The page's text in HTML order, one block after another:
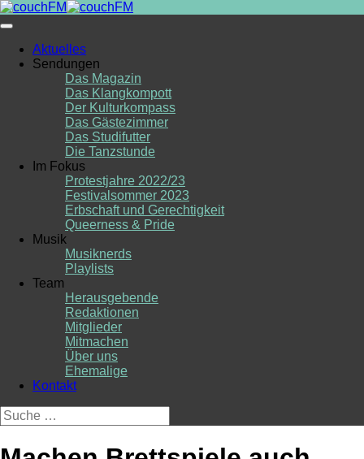
Skip
to
Aktuelles
Sendungen
Das Magazin
Das Klangkompott
Der Kulturkompass
Das Gästezimmer
Das Studifutter
Die Tanzstunde
Im Fokus
Protestjahre 2022/23
Festivalsommer 2023
Erbschaft und Gerechtigkeit
Queerness & Pride
Musik
Musiknerds
Playlists
Team
Herausgebende
Redaktionen
Mitglieder
Mitmachen
Über uns
Ehemalige
Kontakt
Suche
nach: